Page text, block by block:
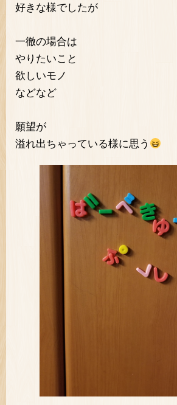
好きな様でしたが
一徹の場合は
やりたいこと
欲しいモノ
などなど
願望が
溢れ出ちゃっている様に思う